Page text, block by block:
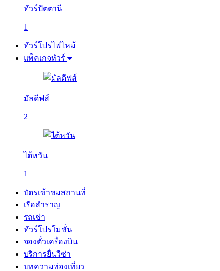
ทัวร์ปัตตานี
1
ทัวร์โปรไฟไหม้
แพ็คเกจทัวร์
มัลดีฟส์
2
ไต้หวัน
1
บัตรเข้าชมสถานที่
เรือสำราญ
รถเช่า
ทัวร์โปรโมชั่น
จองตั๋วเครื่องบิน
บริการยื่นวีซ่า
บทความท่องเที่ยว